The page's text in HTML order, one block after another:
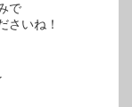
で
さいね！